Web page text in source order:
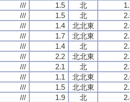
/// 1.5 北
/// 1.5 北
/// 1.4 北北東
/// 1.7 北北東
/// 1.4 北
/// 2.2 北北東
/// 2.1 北
/// 1.1 北北東
/// 1.5 北北東
/// 1.9 北